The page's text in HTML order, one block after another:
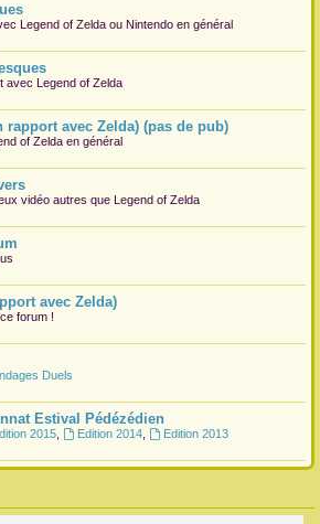
Legend of Zelda ou Nintendo en général
avec Legend of Zelda
rapport avec Zelda) (pas de pub)
of Zelda en général
vidéo autres que Legend of Zelda
avec Zelda)
forum !
Duels
Estival Pédézédien
2015, Edition 2014,
Edition 2013